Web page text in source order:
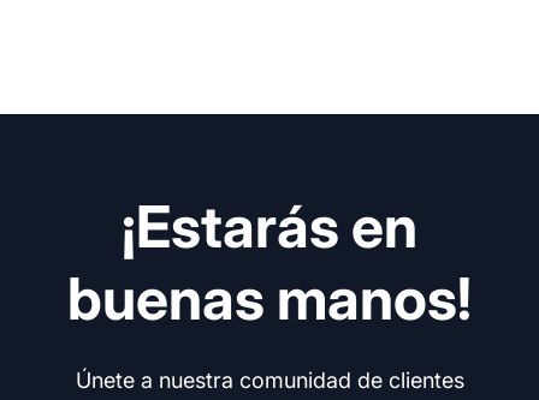
¡Estarás en
buenas manos!
Únete a nuestra comunidad de clientes